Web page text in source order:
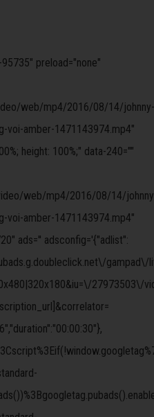
preload="none"
web/mp4/2016/08/14/johnny-
voi-amber-1471143974.mp4"
height: 100%;" data-240=""
web/mp4/2016/08/14/
voi-amber-1471143974.mp4"
ads='' adsconfig='{"adlist":
gampad\/
27973503\/